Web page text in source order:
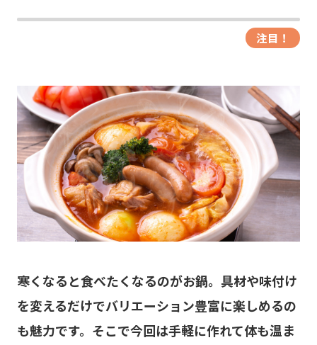
注目！
寒くなると食べたくなるのがお鍋。具材や味付け
を変えるだけでバリエーション豊富に楽しめるの
も魅力です。そこで今回は手軽に作れて体も温ま